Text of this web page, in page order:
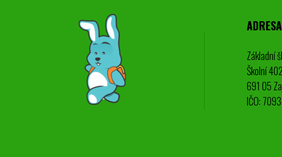
ADRESA
Základní
Školní 402
691 05
IČO: